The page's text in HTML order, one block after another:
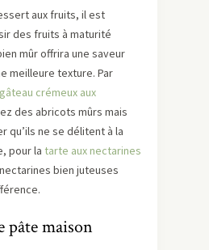
aux fruits, il est
des fruits à maturité
mûr offrira une saveur
meilleure texture. Par
gâteau crémeux aux
des abricots mûrs mais
qu’ils ne se délitent à la
pour la tarte aux nectarines
bien juteuses
pâte maison